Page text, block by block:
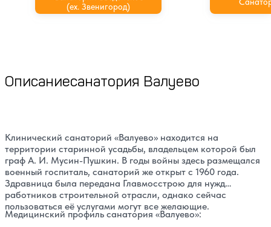
(ex. Звенигород)
Описаниесанатория Валуево
Клинический санаторий «Валуево»
территории старинной усадьбы, владельцем которой был
граф А. И. Мусин-Пушкин. В годы войны здесь размещался
военный госпиталь, санаторий же открыт с 1960 года.
Здравница была передана Главмосстрою для нужд
работников строительной отрасли, однако сейчас
пользоваться её услугами могут все желающие.
Медицинский профиль санатория «Валуево»: